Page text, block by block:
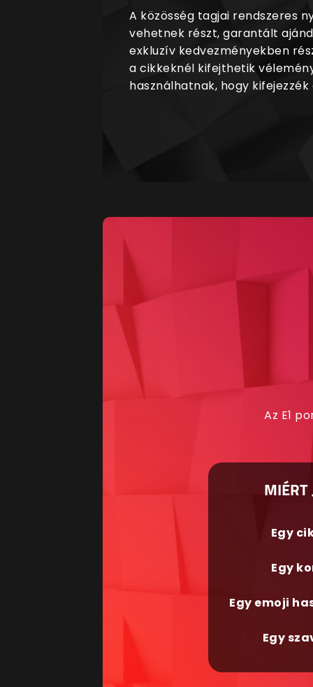
A közösség tagjai rendszeres
vehetnek részt, garantált
exkluzív kedvezményekben
a cikkeknél kifejthetik
használhatnak, hogy
Az E1
MIÉRT
Egy
Egy
Egy emoji
Egy